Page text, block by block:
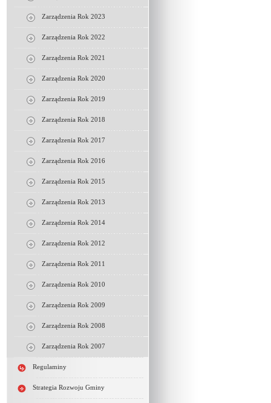
Zarządzenia Rok 2023
Zarządzenia Rok 2022
Zarządzenia Rok 2021
Zarządzenia Rok 2020
Zarządzenia Rok 2019
Zarządzenia Rok 2018
Zarządzenia Rok 2017
Zarządzenia Rok 2016
Zarządzenia Rok 2015
Zarządzenia Rok 2013
Zarządzenia Rok 2014
Zarządzenia Rok 2012
Zarządzenia Rok 2011
Zarządzenia Rok 2010
Zarządzenia Rok 2009
Zarządzenia Rok 2008
Zarządzenia Rok 2007
Regulaminy
Strategia Rozwoju Gminy